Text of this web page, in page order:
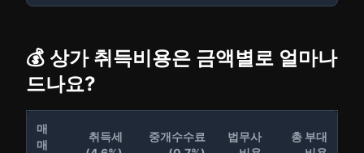
💰 상가 취득비용은 금액별로 얼마나
드나요?
매
매
취득세
중개수수료
법무사
총 부대